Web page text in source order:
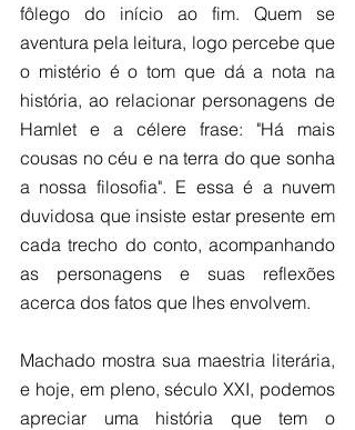
fôlego do início ao fim. Quem se
aventura pela leitura, logo percebe que
o mistério é o tom que dá a nota na
história, ao relacionar personagens de
Hamlet e a célere frase: "Há mais
cousas no céu e na terra do que sonha
a nossa filosofia". E essa é a nuvem
duvidosa que insiste estar presente em
cada trecho do conto, acompanhando
as personagens e suas reflexões
acerca dos fatos que lhes envolvem.
Machado mostra sua maestria literária,
e hoje, em pleno, século XXI, podemos
apreciar uma história que tem o